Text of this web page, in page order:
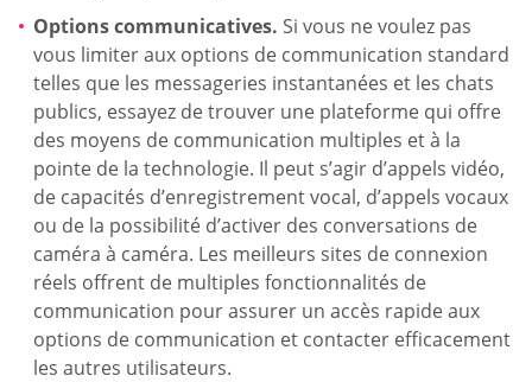
Options communicatives. Si vous ne voulez pas
vous limiter aux options de communication standard
telles que les messageries instantanées et les chats
publics, essayez de trouver une plateforme qui offre
des moyens de communication multiples et à la
pointe de la technologie. Il peut s’agir d’appels vidéo,
de capacités d’enregistrement vocal, d’appels vocaux
ou de la possibilité d’activer des conversations de
caméra à caméra. Les meilleurs sites de connexion
réels offrent de multiples fonctionnalités de
communication pour assurer un accès rapide aux
options de communication et contacter efficacement
les autres utilisateurs.